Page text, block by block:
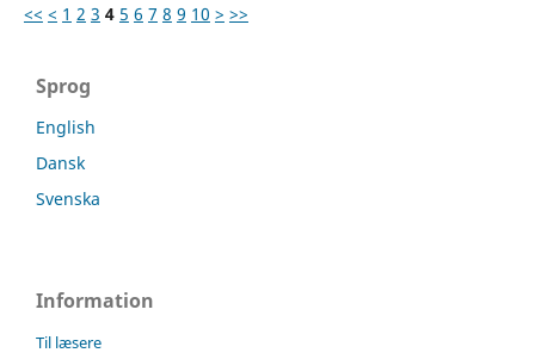
<< < 1 2 3 4 5 6 7 8 9 10 > >>
Sprog
English
Dansk
Svenska
Information
Til læsere